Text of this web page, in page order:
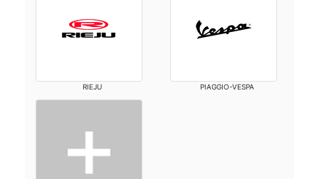
RIEJU PIAGGIO-VESPA